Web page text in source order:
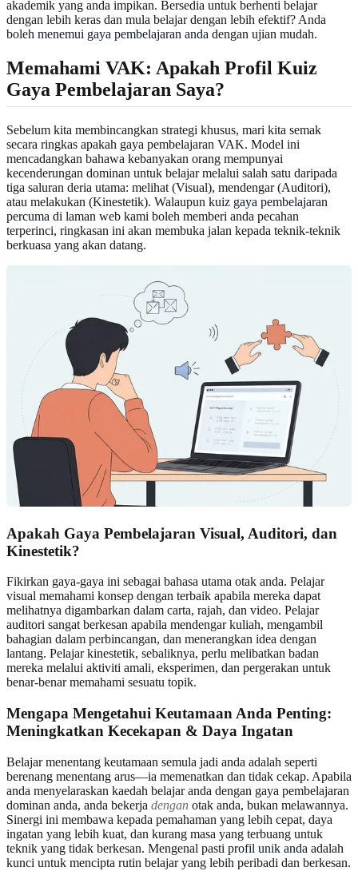
akademik yang anda impikan. Bersedia untuk berhenti belajar
dengan lebih keras dan mula belajar dengan lebih efektif? Anda
boleh menemui gaya pembelajaran anda dengan ujian mudah.
Memahami VAK: Apakah Profil Kuiz
Gaya Pembelajaran Saya?
Sebelum kita membincangkan strategi khusus, mari kita semak
secara ringkas apakah gaya pembelajaran VAK. Model ini
mencadangkan bahawa kebanyakan orang mempunyai
kecenderungan dominan untuk belajar melalui salah satu daripada
tiga saluran deria utama: melihat (Visual), mendengar (Auditori),
atau melakukan (Kinestetik). Walaupun kuiz gaya pembelajaran
percuma di laman web kami boleh memberi anda pecahan
terperinci, ringkasan ini akan membuka jalan kepada teknik-teknik
berkuasa yang akan datang.
Apakah Gaya Pembelajaran Visual, Auditori, dan
Kinestetik?
Fikirkan gaya-gaya ini sebagai bahasa utama otak anda. Pelajar
visual memahami konsep dengan terbaik apabila mereka dapat
melihatnya digambarkan dalam carta, rajah, dan video. Pelajar
auditori sangat berkesan apabila mendengar kuliah, mengambil
bahagian dalam perbincangan, dan menerangkan idea dengan
lantang. Pelajar kinestetik, sebaliknya, perlu melibatkan badan
mereka melalui aktiviti amali, eksperimen, dan pergerakan untuk
benar-benar memahami sesuatu topik.
Mengapa Mengetahui Keutamaan Anda Penting:
Meningkatkan Kecekapan & Daya Ingatan
Belajar menentang keutamaan semula jadi anda adalah seperti
berenang menentang arus—ia memenatkan dan tidak cekap. Apabila
anda menyelaraskan kaedah belajar anda dengan gaya pembelajaran
dominan anda, anda bekerja dengan otak anda, bukan melawannya.
Sinergi ini membawa kepada pemahaman yang lebih cepat, daya
ingatan yang lebih kuat, dan kurang masa yang terbuang untuk
teknik yang tidak berkesan. Mengenal pasti profil unik anda adalah
kunci untuk mencipta rutin belajar yang lebih peribadi dan berkesan.